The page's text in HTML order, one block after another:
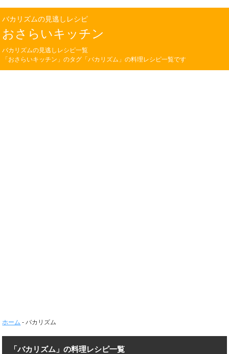
バカリズムの見逃しレシピ
おさらいキッチン
バカリズムの見逃しレシピ一覧
「おさらいキッチン」のタグ「バカリズム」の料理レシピ一覧です
ホーム -バカリズム
「バカリズム」の料理レシピ一覧